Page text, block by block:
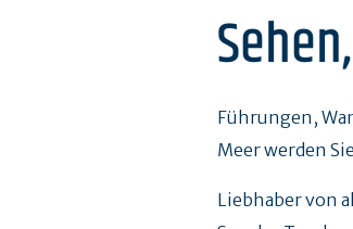
Führungen,
Meer werden
Liebhaber von